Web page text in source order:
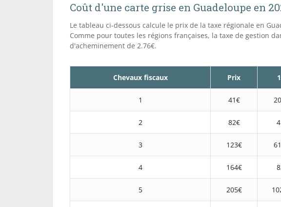
Coût d'une carte grise en Guadeloupe en
Le tableau ci-dessous calcule le prix de la taxe régionale en
Comme pour toutes les régions françaises, la taxe de gestion
d'acheminement de 2.76€.
Chevaux fiscaux Prix
1 41€
2 82€
3 123€
4 164€
5 205€